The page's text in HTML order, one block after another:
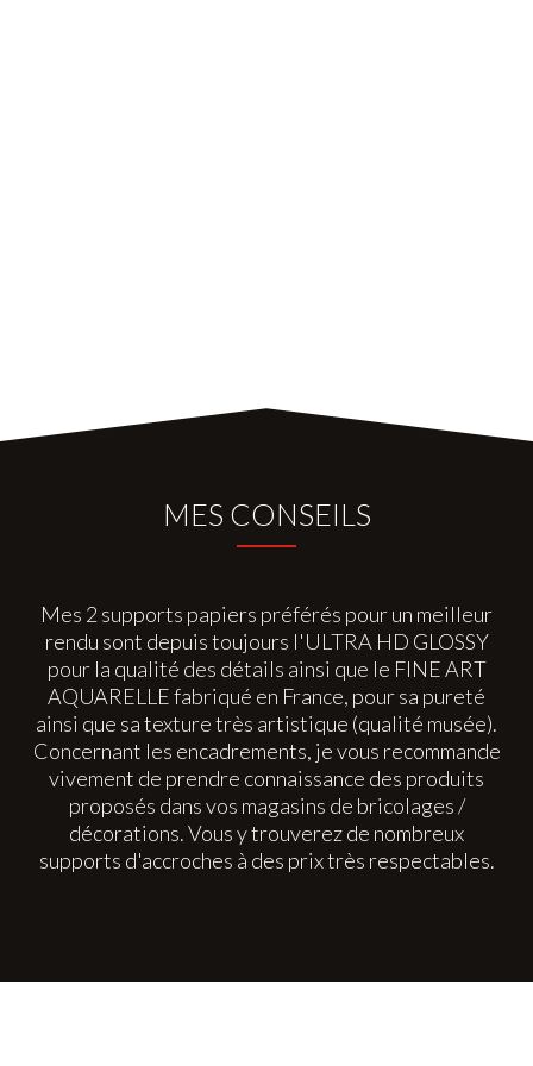
MES CONSEILS
Mes 2 supports papiers préférés pour un meilleur
rendu sont depuis toujours l'ULTRA HD GLOSSY
pour la qualité des détails ainsi que le FINE ART
AQUARELLE fabriqué en France, pour sa pureté
ainsi que sa texture très artistique (qualité musée).
Concernant les encadrements, je vous recommande
vivement de prendre connaissance des produits
proposés dans vos magasins de bricolages /
décorations. Vous y trouverez de nombreux
supports d'accroches à des prix très respectables.